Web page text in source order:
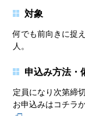
対象
何でも前向きに捉
人。
申込み方法・
定員になり次第締切
お申込みはコチラ